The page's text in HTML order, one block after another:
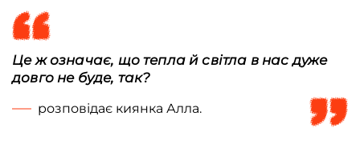
Це ж означає, що тепла й світла в нас дуже
довго не буде, так?
розповідає ‎киянка Алла.